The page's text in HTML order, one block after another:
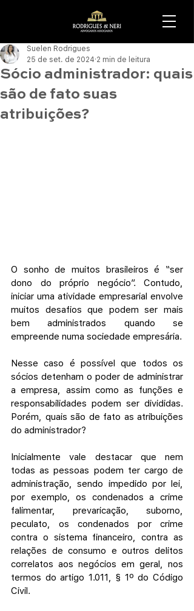
Sócio administrador: quais
são de fato suas
atribuições?
Suelen Rodrigues
25 de set. de 2024 2 min de leitura
O sonho de muitos brasileiros é “ser
dono do próprio negócio”. Contudo,
iniciar uma atividade empresarial envolve
muitos desafios que podem ser mais
bem administrados quando se
empreende numa sociedade empresária.
Nesse caso é possível que todos os
sócios detenham o poder de administrar
a empresa, assim como as funções e
responsabilidades podem ser divididas.
Porém, quais são de fato as atribuições
do administrador?
Inicialmente vale destacar que nem
todas as pessoas podem ter cargo de
administração, sendo impedido por lei,
por exemplo, os condenados a crime
falimentar, prevaricação, suborno,
peculato, os condenados por crime
contra o sistema financeiro, contra as
relações de consumo e outros delitos
correlatos aos negócios em geral, nos
termos do artigo 1.011, § 1º do Código
Civil.